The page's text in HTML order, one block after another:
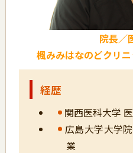
院長／
楓みみはなのどクリ
経歴
関西医科大学
広島大学大学
業